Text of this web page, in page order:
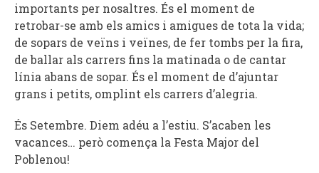
importants per nosaltres. És el moment de
retrobar-se amb els amics i amigues de tota la vida;
de sopars de veïns i veïnes, de fer tombs per la fira,
de ballar als carrers fins la matinada o de cantar
línia abans de sopar. És el moment de d’ajuntar
grans i petits, omplint els carrers d’alegria.
És Setembre. Diem adéu a l’estiu. S’acaben les
vacances… però comença la Festa Major del
Poblenou!